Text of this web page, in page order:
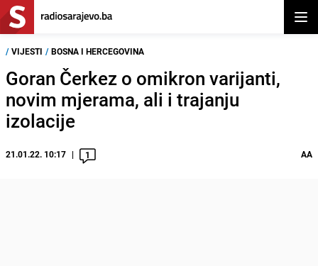
/ VIJESTI / BOSNA I HERCEGOVINA
Goran Čerkez o omikron varijanti,
novim mjerama, ali i trajanju
izolacije
21.01.22. 10:17 1 AA